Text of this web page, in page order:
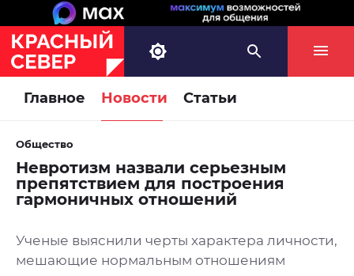
Главное Новости Статьи
Общество
Невротизм назвали серьезным
препятствием для построения
гармоничных отношений
Ученые выяснили черты характера личности,
мешающие нормальным отношениям